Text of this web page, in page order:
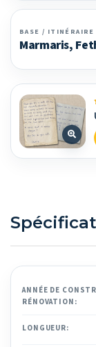
BASE / ITINÉRAIRE
Marmaris,
ANNÉE DE
RÉNOVATION:
LONGUEUR: